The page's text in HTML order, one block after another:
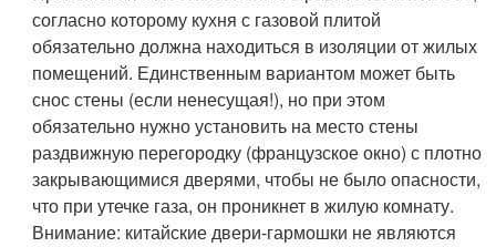
согласно которому кухня с газовой плитой
обязательно должна находиться в изоляции от жилых
помещений. Единственным вариантом может быть
снос стены (если ненесущая!), но при этом
обязательно нужно установить на место стены
раздвижную перегородку (французское окно) с плотно
закрывающимися дверями, чтобы не было опасности,
что при утечке газа, он проникнет в жилую комнату.
Внимание: китайские двери-гармошки не являются